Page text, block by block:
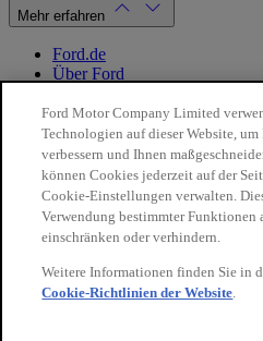
Mehr erfahren
Ford.de
Über Ford
Datenschutzbestimmungen
Impressum
Mein Konto
Login / Registrierung
Meine Bestellungen
Land ändern
Ford Motor Company Limited
Technologien auf dieser Website,
verbessern und Ihnen
können Cookies jederzeit auf der
Cookie-Einstellungen verwalten.
Verwendung bestimmter Funktionen
einschränken oder verhindern.
Weitere Informationen finden Sie in
Cookie-Richtlinien der Website.